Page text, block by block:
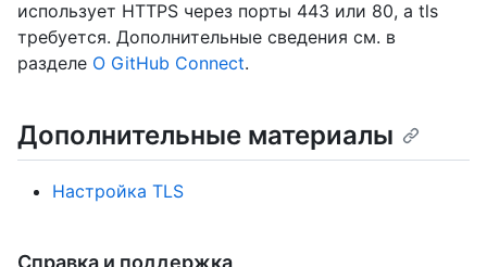
использует HTTPS через порты 443 или 80, а tls
требуется. Дополнительные сведения см. в
разделе О GitHub Connect.
Дополнительные материалы
Настройка TLS
Справка и поддержка